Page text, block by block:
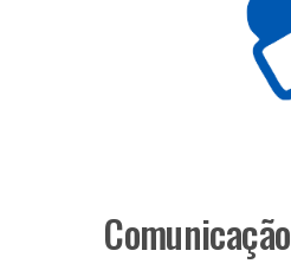
Comunicação